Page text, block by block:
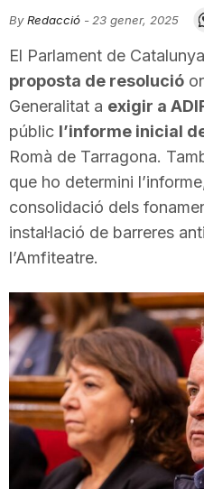
i
u
t
a
d
e
T
By Redacció - 23 gener, 2025
El Parlament de
proposta de resolució
Generalitat a exigir a
públic l’informe inicial
Romà de Tarragona.
que ho determini
consolidació dels
instal·lació de barreres
l’Amfiteatre.